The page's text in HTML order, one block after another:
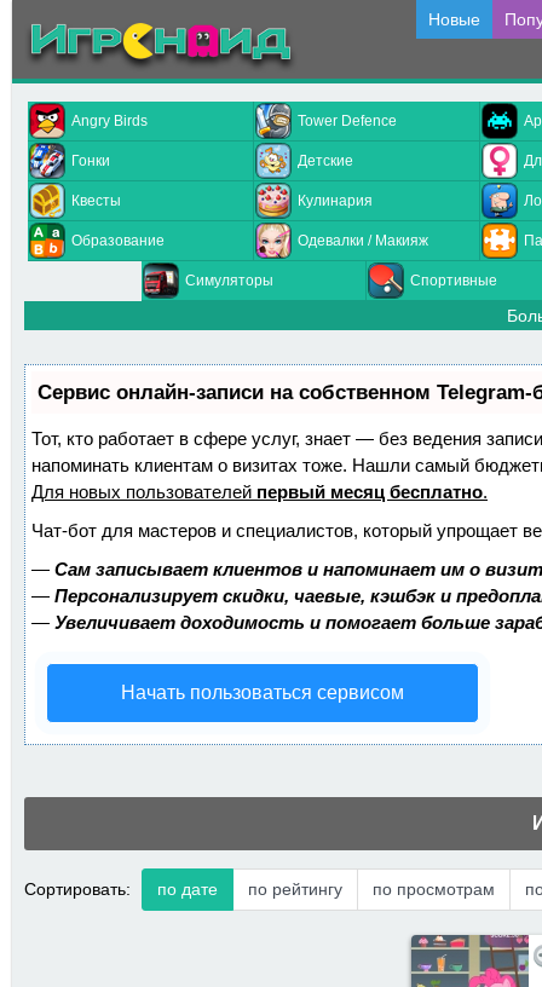
Новые
Angry Birds Tower Defence
Гонки Детские
Квесты Кулинария
Образование Одевалки / Макияж
Симуляторы Спортивные
Сервис онлайн-записи на собственном Telegram-
Тот, кто работает в сфере услуг, знает — без ведения
напоминать клиентам о визитах тоже. Нашли самый
Для новых пользователей первый месяц бесплатно.
Чат-бот для мастеров и специалистов, который упрощает
— Сам записывает клиентов и напоминает им о
— Персонализирует скидки, чаевые, кэшбэк и
— Увеличивает доходимость и помогает больше
Начать пользоваться сервисом
Сортировать: по дате по рейтингу по просмотрам